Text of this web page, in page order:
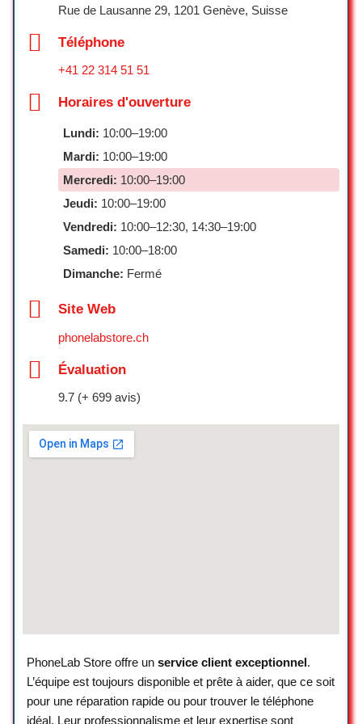
Wi-Fi
Possibilité de faire des courses rapides
Appareils électroniques
Cartes de crédit
Cartes de débit
Paiements mobiles NFC
avec une bonne humeur et un sens de
Très bon accueil, un choix varié de
top
Personnel sympathique et professionnel
Great service. Very friendly staff are
always happy to help and offer exactly
recommend this place to both Geneva
everything you need—just ask. If
necessary, the staff will guide you with
knowledgeable advice.
Thank you.
S20 FE 5G). Quand je suis arrivé, super
Je ne regrette pas d’avoir fait autant de
route surtout pour un dimanche.
Rue de Lausanne 29, 1201 Genève, Suisse
Téléphone
+41 22 314 51 51
Horaires d'ouverture
Lundi: 10:00–19:00
Mardi: 10:00–19:00
Mercredi: 10:00–19:00
Jeudi: 10:00–19:00
Vendredi: 10:00–12:30, 14:30–19:00
Samedi: 10:00–18:00
Dimanche: Fermé
Site Web
phonelabstore.ch
Évaluation
9.7 (+ 699 avis)
PhoneLab Store offre un service client exceptionnel.
L’équipe est toujours disponible et prête à aider, que ce soit
pour une réparation rapide ou pour trouver le téléphone
idéal. Leur professionnalisme et leur expertise sont